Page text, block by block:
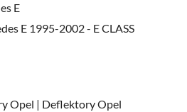
E
E 1995-2002 - E CLASS
Opel | Deflektory Opel